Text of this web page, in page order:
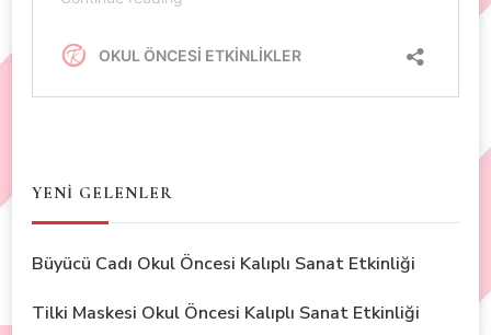
YENİ GELENLER
Büyücü Cadı Okul Öncesi Kalıplı Sanat Etkinliği
Tilki Maskesi Okul Öncesi Kalıplı Sanat Etkinliği